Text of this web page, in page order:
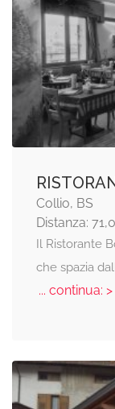
Collio, BS
Distanza:
Il Ristorante
che spazia
... continua: >